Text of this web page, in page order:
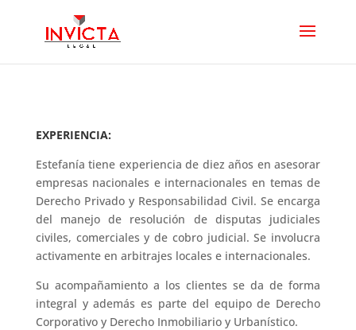
EXPERIENCIA:
Estefanía tiene experiencia de diez años en asesorar
empresas nacionales e internacionales en temas de
Derecho Privado y Responsabilidad Civil. Se encarga
del manejo de resolución de disputas judiciales
civiles, comerciales y de cobro judicial. Se involucra
activamente en arbitrajes locales e internacionales.
Su acompañamiento a los clientes se da de forma
integral y además es parte del equipo de Derecho
Corporativo y Derecho Inmobiliario y Urbanístico.